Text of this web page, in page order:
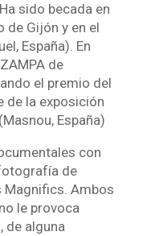
sido becada en
Gijón y en el
España). En
de
el premio del
de la exposición
España)
con
de
Magnifics. Ambos
le provoca
de alguna